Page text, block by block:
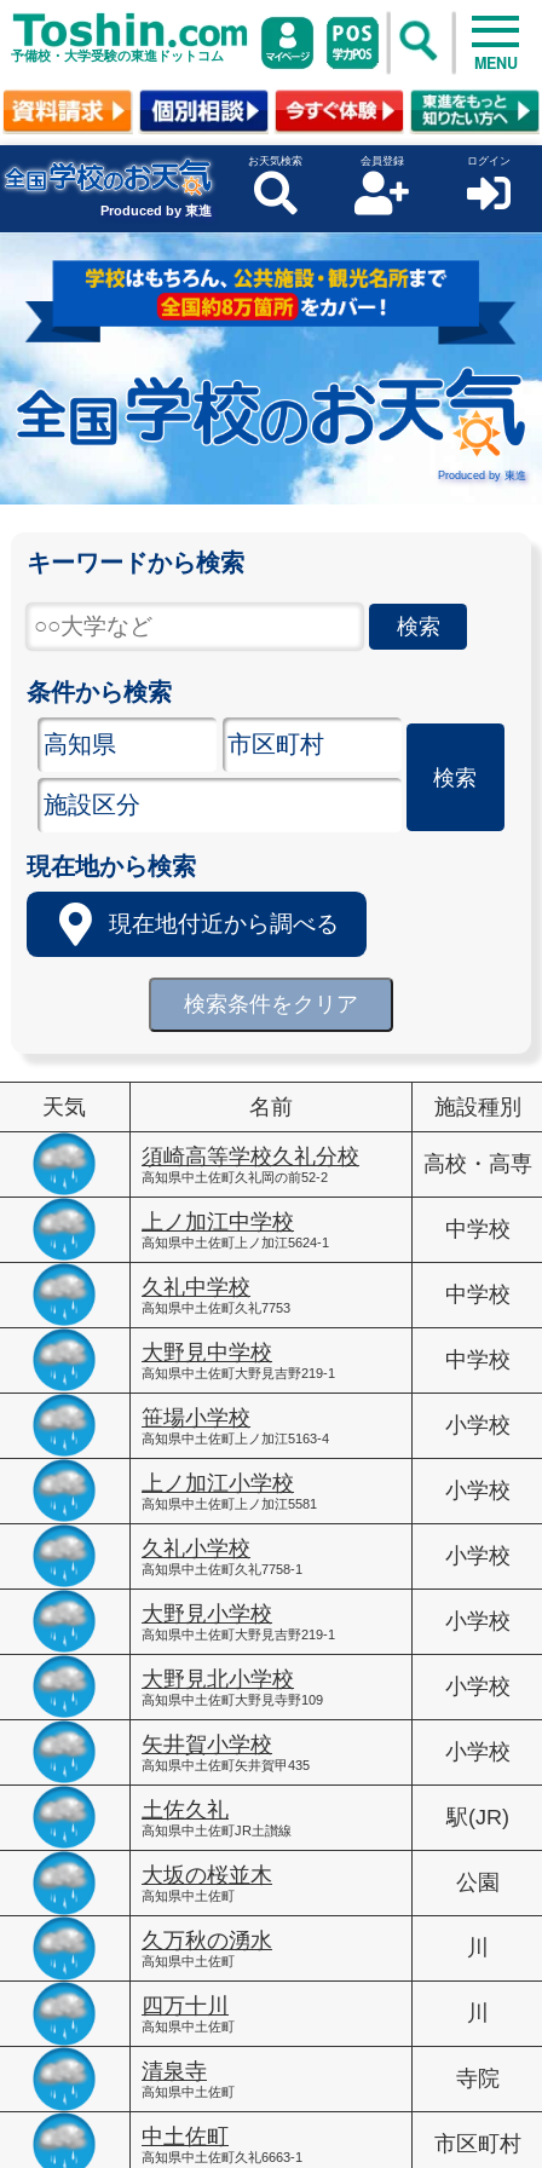
予備校・大学受験の東進ドットコム MENU
Produced by 東進
お天気検索 会員登録 ログイン
Produced by 東進
キーワードから検索
条件から検索
現在地から検索
現在地付近から調べる
検索条件をクリア
天気 名前 施設種別
須崎高等学校久礼分校
高知県中土佐町久礼岡の前52-2
高校・高専
上ノ加江中学校
高知県中土佐町上ノ加江5624-1
中学校
久礼中学校
高知県中土佐町久礼7753
中学校
大野見中学校
高知県中土佐町大野見吉野219-1
中学校
笹場小学校
高知県中土佐町上ノ加江5163-4
小学校
上ノ加江小学校
高知県中土佐町上ノ加江5581
小学校
久礼小学校
高知県中土佐町久礼7758-1
小学校
大野見小学校
高知県中土佐町大野見吉野219-1
小学校
大野見北小学校
高知県中土佐町大野見寺野109
小学校
矢井賀小学校
高知県中土佐町矢井賀甲435
小学校
土佐久礼
高知県中土佐町JR土讃線
駅(JR)
大坂の桜並木
高知県中土佐町
公園
久万秋の湧水
高知県中土佐町
川
四万十川
高知県中土佐町
川
清泉寺
高知県中土佐町
寺院
中土佐町
高知県中土佐町久礼6663-1
市区町村